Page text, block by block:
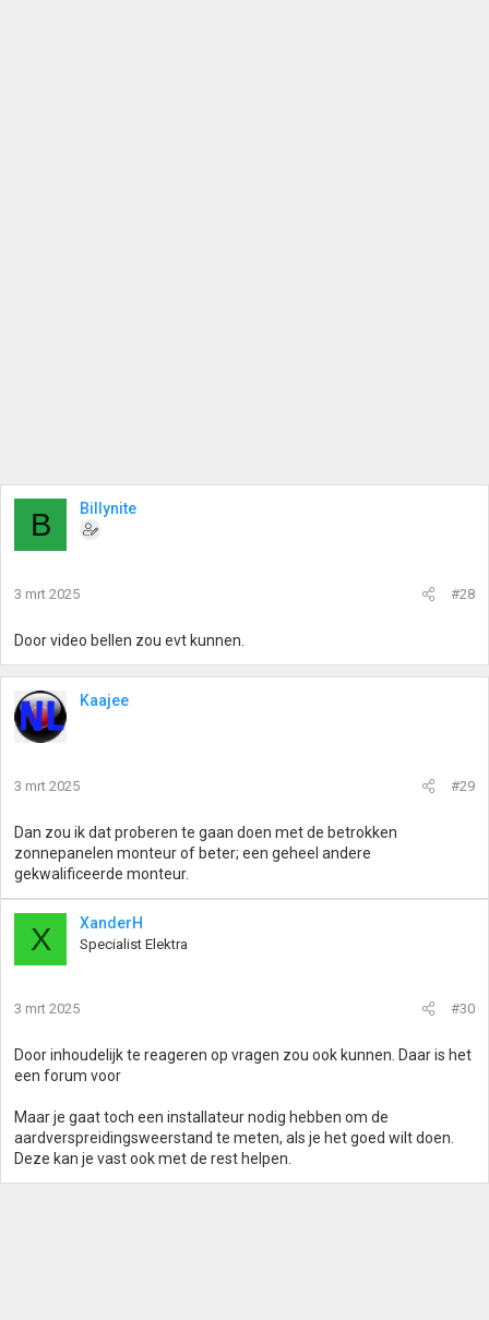
B Billynite
3 mrt 2025 #28
Door video bellen zou evt kunnen.
Kaajee
3 mrt 2025 #29
Dan zou ik dat proberen te gaan doen met de betrokken
zonnepanelen monteur of beter; een geheel andere
gekwalificeerde monteur.
X XanderH
Specialist Elektra
3 mrt 2025 #30
Door inhoudelijk te reageren op vragen zou ook kunnen. Daar is het
een forum voor
Maar je gaat toch een installateur nodig hebben om de
aardverspreidingsweerstand te meten, als je het goed wilt doen.
Deze kan je vast ook met de rest helpen.